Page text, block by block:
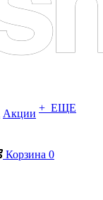
Акции + ЕЩЕ
Корзина 0